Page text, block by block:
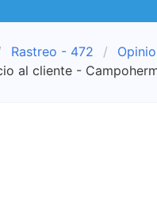
Rastreo - 472
al cliente -